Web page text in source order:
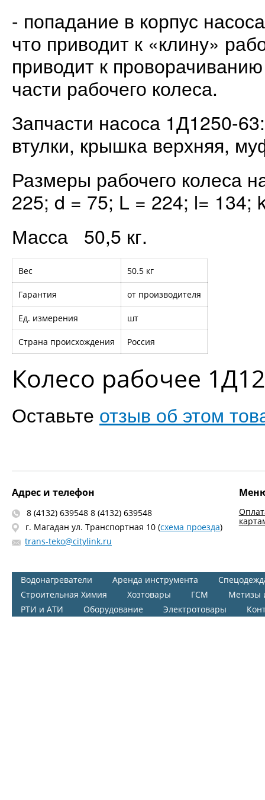
- попадание в корпус
что приводит к «клину»
приводит к
части рабочего колеса.
Запчасти насоса 1Д1250-
втулки, крышка верхняя,
Размеры рабочего колеса
225; d = 75; L = 224; l= 134;
Масса 50,5 кг.
Вес 50.5 кг
Гарантия от производителя
Ед. измерения шт
Страна происхождения Россия
Колесо рабочее
Оставьте отзыв об этом
Адрес и телефон
8 (4132) 639548 8 (4132) 639548
г. Магадан ул. Транспортная 10 (схема проезда)
trans-teko@citylink.ru
Водонагреватели Аренда инструмента
Строительная Химия
Хозтовары ГСМ
Метизы
РТИ и АТИ
Оборудование Электротовары